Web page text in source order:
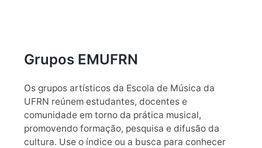
Grupos EMUFRN
Os grupos artísticos da Escola de Música da
UFRN reúnem estudantes, docentes e
comunidade em torno da prática musical,
promovendo formação, pesquisa e difusão da
cultura. Use o índice ou a busca para conhecer